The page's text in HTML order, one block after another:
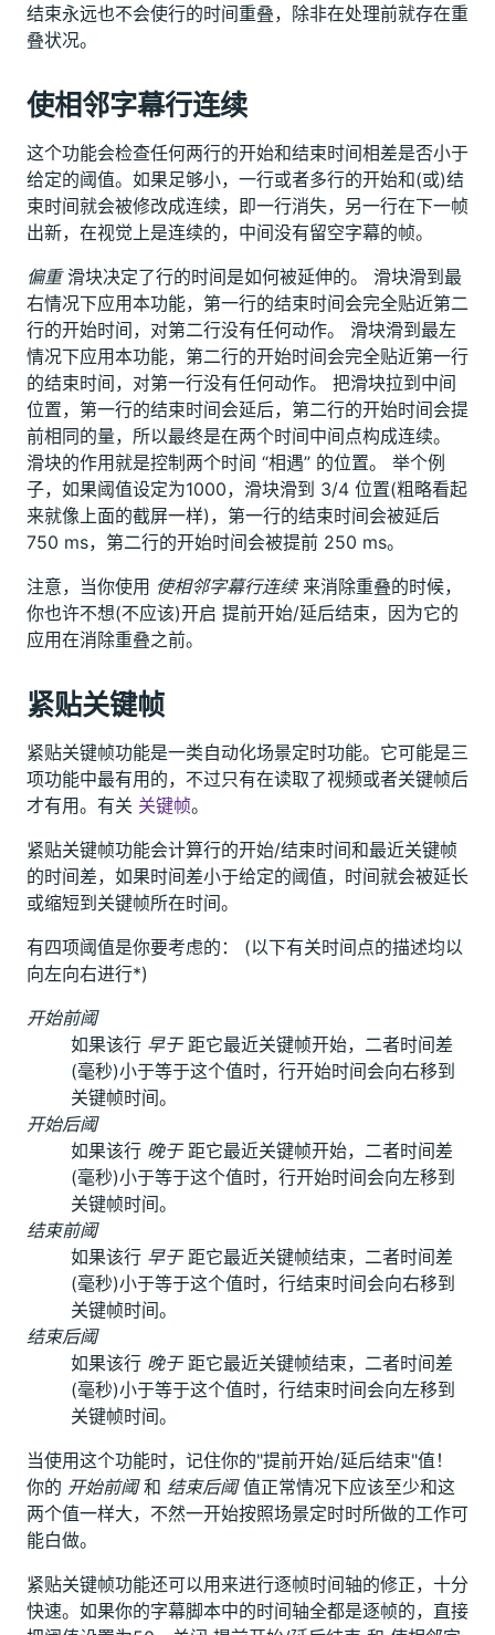
结束永远也不会使行的时间重叠，除非在处理前就存在重
叠状况。
使相邻字幕行连续
这个功能会检查任何两行的开始和结束时间相差是否小于
给定的阈值。如果足够小，一行或者多行的开始和(或)结
束时间就会被修改成连续，即一行消失，另一行在下一帧
出新，在视觉上是连续的，中间没有留空字幕的帧。
偏重滑块决定了行的时间是如何被延伸的。 滑块滑到最
右情况下应用本功能，第一行的结束时间会完全贴近第二
行的开始时间，对第二行没有任何动作。 滑块滑到最左
情况下应用本功能，第二行的开始时间会完全贴近第一行
的结束时间，对第一行没有任何动作。 把滑块拉到中间
位置，第一行的结束时间会延后，第二行的开始时间会提
前相同的量，所以最终是在两个时间中间点构成连续。
滑块的作用就是控制两个时间 “相遇” 的位置。 举个例
子，如果阈值设定为1000，滑块滑到 3/4 位置(粗略看起
来就像上面的截屏一样)，第一行的结束时间会被延后
750 ms，第二行的开始时间会被提前 250 ms。
注意，当你使用 使相邻字幕行连续来消除重叠的时候，
你也许不想(不应该)开启 提前开始/延后结束，因为它的
应用在消除重叠之前。
紧贴关键帧
紧贴关键帧功能是一类自动化场景定时功能。它可能是三
项功能中最有用的，不过只有在读取了视频或者关键帧后
才有用。有关 关键帧。
紧贴关键帧功能会计算行的开始/结束时间和最近关键帧
的时间差，如果时间差小于给定的阈值，时间就会被延长
或缩短到关键帧所在时间。
有四项阈值是你要考虑的： (以下有关时间点的描述均以
向左向右进行*)
开始前阈
如果该行 早于距它最近关键帧开始，二者时间差
(毫秒)小于等于这个值时，行开始时间会向右移到
关键帧时间。
开始后阈
如果该行 晚于距它最近关键帧开始，二者时间差
(毫秒)小于等于这个值时，行开始时间会向左移到
关键帧时间。
结束前阈
如果该行 早于距它最近关键帧结束，二者时间差
(毫秒)小于等于这个值时，行结束时间会向右移到
关键帧时间。
结束后阈
如果该行 晚于距它最近关键帧结束，二者时间差
(毫秒)小于等于这个值时，行结束时间会向左移到
关键帧时间。
当使用这个功能时，记住你的"提前开始/延后结束"值！
你的 开始前阈和 结束后阈值正常情况下应该至少和这
两个值一样大，不然一开始按照场景定时时所做的工作可
能白做。
紧贴关键帧功能还可以用来进行逐帧时间轴的修正，十分
快速。如果你的字幕脚本中的时间轴全都是逐帧的，直接